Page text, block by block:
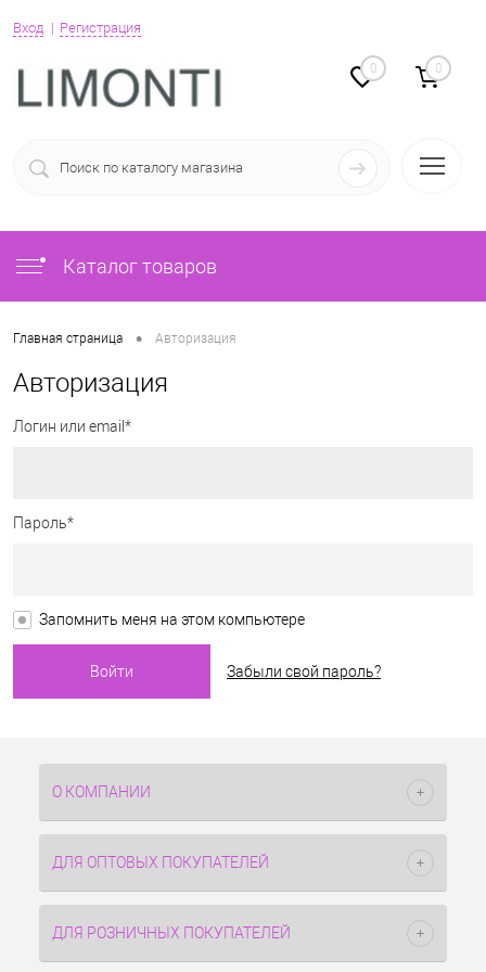
Вход Регистрация
0 0
Каталог товаров
Главная страница • Авторизация
Авторизация
Логин или email*
Пароль*
Запомнить меня на этом компьютере
Забыли свой пароль?
О КОМПАНИИ
ДЛЯ ОПТОВЫХ ПОКУПАТЕЛЕЙ
ДЛЯ РОЗНИЧНЫХ ПОКУПАТЕЛЕЙ